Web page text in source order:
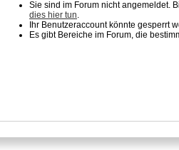
Sie sind im Forum nicht angemeldet.
dies hier tun.
Ihr Benutzeraccount könnte gesperrt
Es gibt Bereiche im Forum, die